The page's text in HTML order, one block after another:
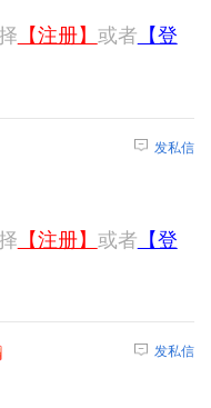
【注册】 或者 【登
发私信
【注册】 或者 【登
发私信